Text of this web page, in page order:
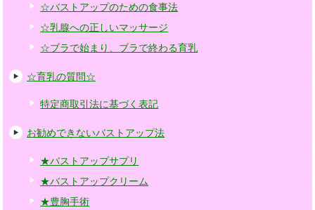
☆バストアップのための食事法
☆乳腺への正しいマッサージ
☆ブラで始まり、ブラで終わる育乳
☆育乳の質問☆
特定商取引法に基づく表記
お勧めできないバストアップ法
★バストアップサプリ
★バストアップクリーム
★豊胸手術